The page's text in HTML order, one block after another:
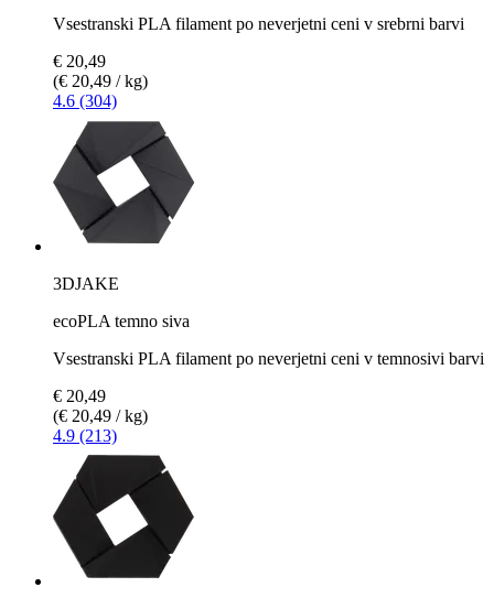
Vsestranski PLA filament po neverjetni ceni v srebrni barvi
€ 20,49
(€ 20,49 / kg)
4.6 (304)
3DJAKE
ecoPLA temno siva
Vsestranski PLA filament po neverjetni ceni v temnosivi barvi
€ 20,49
(€ 20,49 / kg)
4.9 (213)